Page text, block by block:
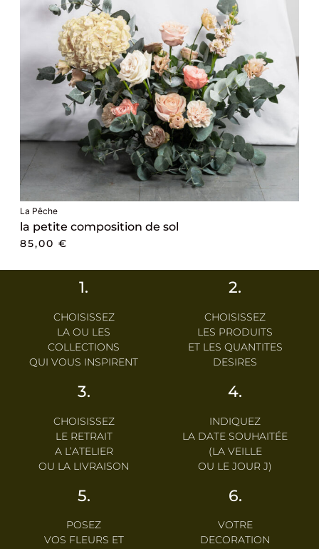
La Pêche
la petite composition de sol
85,00 €
1.
CHOISISSEZ
LA OU LES
COLLECTIONS
QUI VOUS INSPIRENT
2.
CHOISISSEZ
LES PRODUITS
ET LES QUANTITES
DESIRES
3.
CHOISISSEZ
LE RETRAIT
A L’ATELIER
OU LA LIVRAISON
4.
INDIQUEZ
LA DATE SOUHAITÉE
(LA VEILLE
OU LE JOUR J)
5.
POSEZ
VOS FLEURS ET
6.
VOTRE
DECORATION